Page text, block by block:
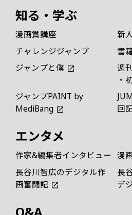
知る・学ぶ
漫画賞講座
新
チャレンジジャンプ
書
ジャンプと僕
週
・
ジャンプPAINT by
MediBang
回
エンタメ
作家&編集者インタビュー 漫
長谷川智広のデジタル作
画奮闘記
長
デ
Q&A